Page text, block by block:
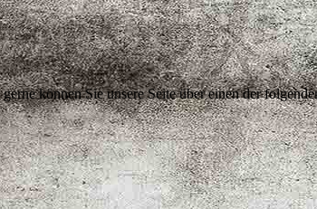
gerne können Sie unsere Seite über einen der